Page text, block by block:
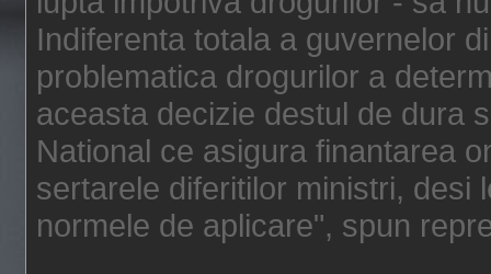
Indiferenta totala a guvernelor
problematica drogurilor a
aceasta decizie destul de dura
National ce asigura finantarea
sertarele diferitilor ministri, desi
normele de aplicare", spun